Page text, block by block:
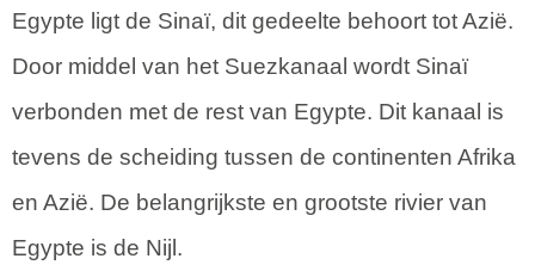
Egypte ligt de Sinaï, dit gedeelte behoort tot Azië.
Door middel van het Suezkanaal wordt Sinaï
verbonden met de rest van Egypte. Dit kanaal is
tevens de scheiding tussen de continenten Afrika
en Azië. De belangrijkste en grootste rivier van
Egypte is de Nijl.